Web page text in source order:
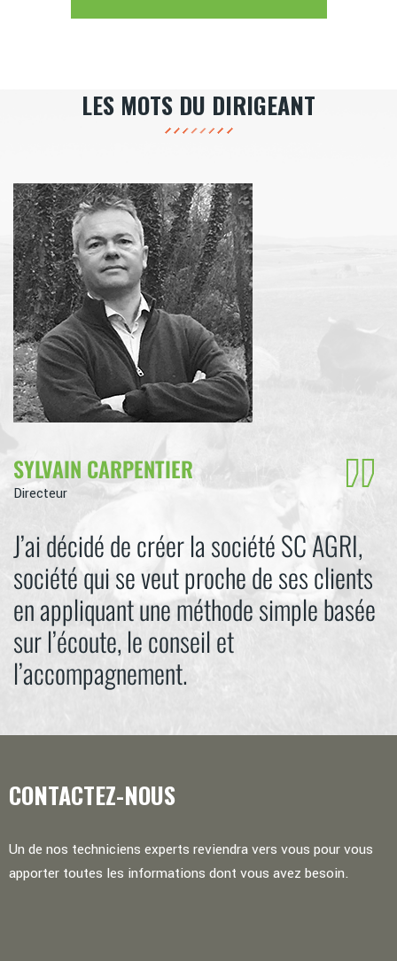
LES MOTS DU DIRIGEANT
SYLVAIN CARPENTIER
Directeur
J’ai décidé de créer la société SC AGRI,
société qui se veut proche de ses clients
en appliquant une méthode simple basée
sur l’écoute, le conseil et
l’accompagnement.
CONTACTEZ-NOUS
Un de nos techniciens experts reviendra vers vous pour vous
apporter toutes les informations dont vous avez besoin.